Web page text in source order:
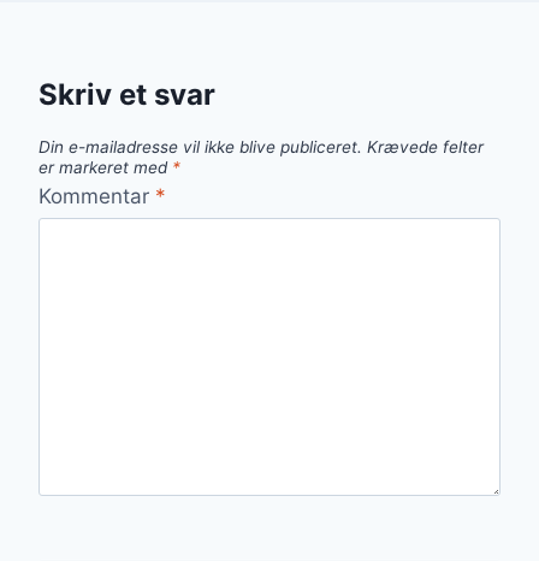
Skriv et svar
Din e-mailadresse vil ikke blive publiceret. Krævede felter
er markeret med *
Kommentar *